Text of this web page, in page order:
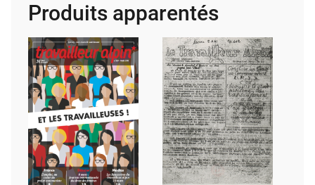
Produits apparentés